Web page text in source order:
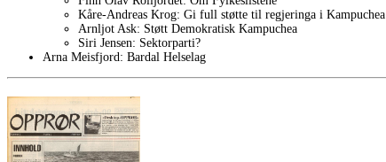
Kåre-Andreas Krog: Gi full støtte til regjeringa i Kampuchea
Arnljot Ask: Støtt Demokratisk Kampuchea
Siri Jensen: Sektorparti?
Arna Meisfjord: Bardal Helselag